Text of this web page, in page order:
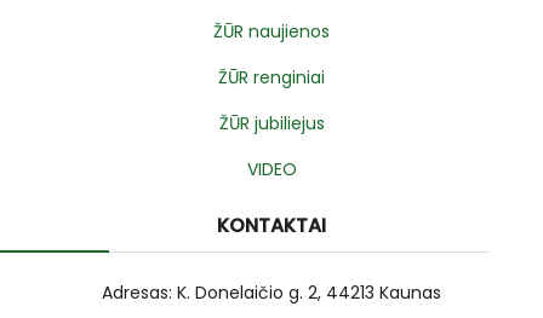
ŽŪR naujienos
ŽŪR renginiai
ŽŪR jubiliejus
VIDEO
KONTAKTAI
Adresas: K. Donelaičio g. 2, 44213 Kaunas